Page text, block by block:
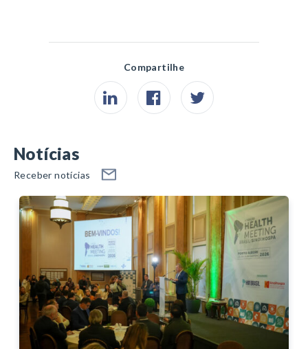
Compartilhe
Notícias
Receber notícias